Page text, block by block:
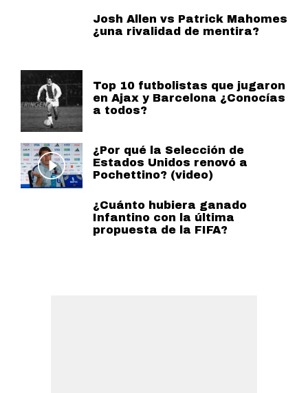
Josh Allen vs Patrick Mahomes
¿una rivalidad de mentira?
Top 10 futbolistas que jugaron
en Ajax y Barcelona ¿Conocías
a todos?
¿Por qué la Selección de
Estados Unidos renovó a
Pochettino? (video)
¿Cuánto hubiera ganado
Infantino con la última
propuesta de la FIFA?